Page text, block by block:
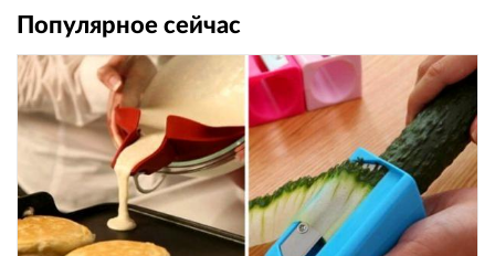
Популярное сейчас